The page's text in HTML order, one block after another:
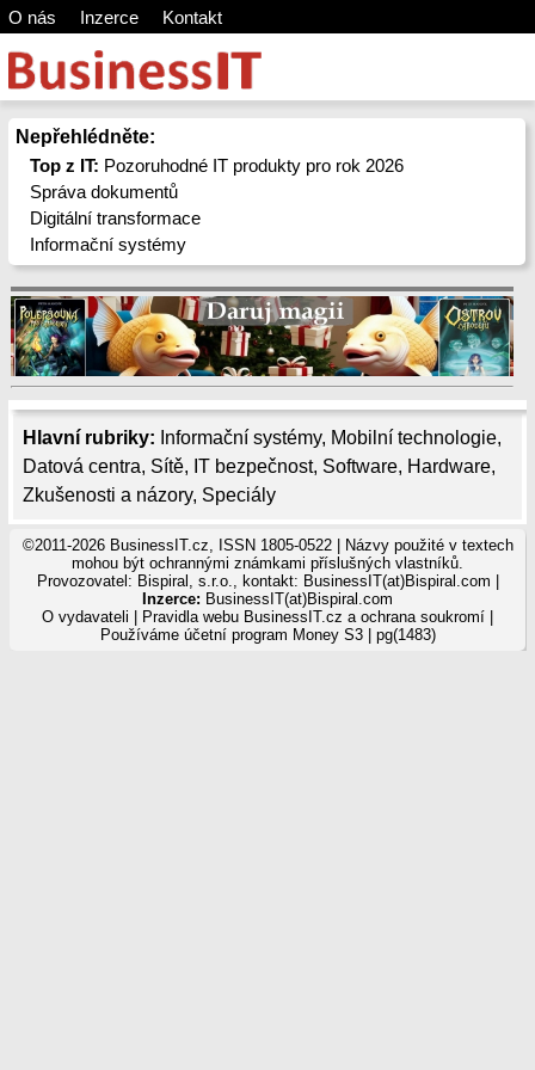
O nás Inzerce Kontakt
Nepřehlédněte:
Top z IT: Pozoruhodné IT produkty pro rok 2026
Správa dokumentů
Digitální transformace
Informační systémy
Hlavní rubriky: Informační systémy, Mobilní technologie,
Datová centra, Sítě, IT bezpečnost, Software, Hardware,
Zkušenosti a názory, Speciály
©2011-2026 BusinessIT.cz, ISSN 1805-0522 | Názvy použité v textech
mohou být ochrannými známkami příslušných vlastníků.
Provozovatel: Bispiral, s.r.o., kontakt: BusinessIT(at)Bispiral.com |
Inzerce: BusinessIT(at)Bispiral.com
O vydavateli
Pravidla webu BusinessIT.cz a ochrana soukromí
Používáme účetní program Money S3| pg(1483)